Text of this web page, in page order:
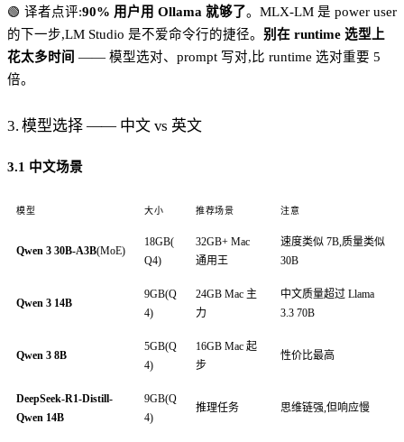
🟢 译者点评:90% 用户用 Ollama 就够了。MLX-LM 是 power user
的下一步,LM Studio 是不爱命令行的捷径。 别在 runtime 选型上
花太多时间 —— 模型选对、prompt 写对,比 runtime 选对重要 5
倍。
3. 模型选择 —— 中文 vs 英文
3.1 中文场景
模型 大小 推荐场景 注意
Qwen 3 30B-A3B(MoE)
18GB(
Q4)
32GB+ Mac
通用王
速度类似 7B,质量类似
30B
Qwen 3 14B
9GB(Q
4)
24GB Mac 主
力
中文质量超过 Llama
3.3 70B
Qwen 3 8B
5GB(Q
4)
16GB Mac 起
步
性价比最高
DeepSeek-R1-Distill-
Qwen 14B
9GB(Q
4)
推理任务 思维链强,但响应慢